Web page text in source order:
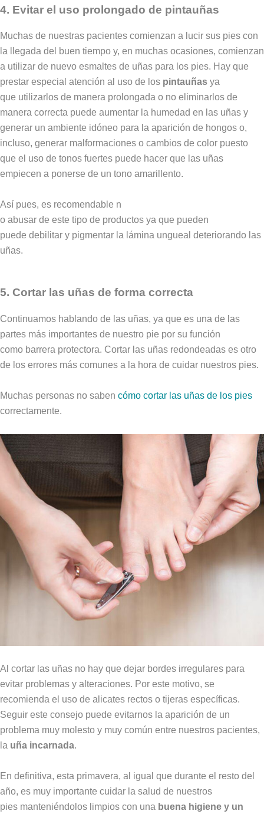
4. Evitar el uso prolongado de pintauñas
Muchas de nuestras pacientes comienzan a lucir sus pies con
la llegada del buen tiempo y, en muchas ocasiones, comienzan
a utilizar de nuevo esmaltes de uñas para los pies. Hay que
prestar especial atención al uso de los pintauñas ya
que utilizarlos de manera prolongada o no eliminarlos de
manera correcta puede aumentar la humedad en las uñas y
generar un ambiente idóneo para la aparición de hongos o,
incluso, generar malformaciones o cambios de color puesto
que el uso de tonos fuertes puede hacer que las uñas
empiecen a ponerse de un tono amarillento.
Así pues, es recomendable n
o abusar de este tipo de productos ya que pueden
puede debilitar y pigmentar la lámina ungueal deteriorando las
uñas.
5. Cortar las uñas de forma correcta
Continuamos hablando de las uñas, ya que es una de las
partes más importantes de nuestro pie por su función
como barrera protectora. Cortar las uñas redondeadas es otro
de los errores más comunes a la hora de cuidar nuestros pies.
Muchas personas no saben cómo cortar las uñas de los pies
correctamente.
Al cortar las uñas no hay que dejar bordes irregulares para
evitar problemas y alteraciones. Por este motivo, se
recomienda el uso de alicates rectos o tijeras específicas.
Seguir este consejo puede evitarnos la aparición de un
problema muy molesto y muy común entre nuestros pacientes,
la uña incarnada.
En definitiva, esta primavera, al igual que durante el resto del
año, es muy importante cuidar la salud de nuestros
pies manteniéndolos limpios con una buena higiene y un